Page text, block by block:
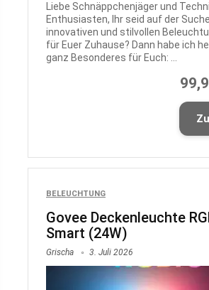
Liebe Schnäppchenjäger und
Enthusiasten, Ihr seid auf der
innovativen und stilvollen
für Euer Zuhause? Dann habe ich
ganz Besonderes für Euch: ...
BELEUCHTUNG
Govee Deckenleuchte
Smart (24W)
Grischa 3. Juli 2026